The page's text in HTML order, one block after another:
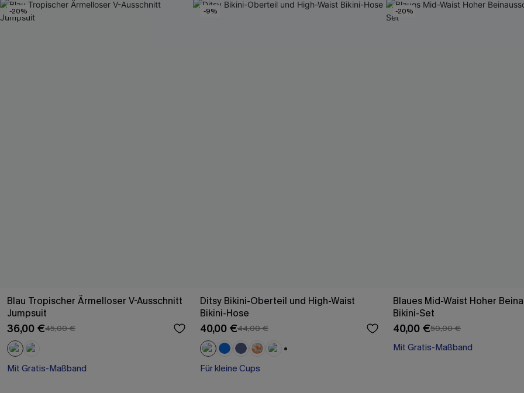
-20%
Blau Tropischer Ärmelloser V-Ausschnitt
Jumpsuit
36,00 €45,00 €
Mit Gratis-Maßband
-9%
Ditsy Bikini-Oberteil und High-Waist
Bikini-Hose
40,00 €44,00 €
Für kleine Cups
-20%
Blaues Mid-Waist Hoher
Bikini-Set
40,00 €50,00 €
Mit Gratis-Maßband